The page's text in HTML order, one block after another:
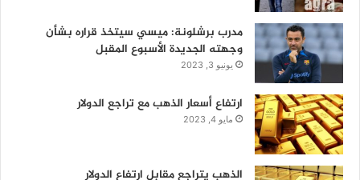
مدرب برشلونة: ميسي سيتخذ قراره بشأن
وجهته الجديدة الأسبوع المقبل
يونيو 3, 2023
ارتفاع أسعار الذهب مع تراجع الدولار
مايو 4, 2023
الذهب يتراجع مقابل ارتفاع الدولار